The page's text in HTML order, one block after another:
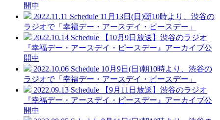
開中
2022.11.11 Schedule 11月13日(日)朝10時より、渋谷の
ラジオで「幸福デー・アースデイ・ピースデー」
2022.10.14 Schedule
【10月9日放送】渋谷のラジオ
『幸福デー・アースデイ・ピースデー』アーカイブ公
開中
2022.10.06 Schedule 10月9日(日)朝10時より、渋谷の
ラジオで「幸福デー・アースデイ・ピースデー」
2022.09.13 Schedule
【9月11日放送】渋谷のラジオ
『幸福デー・アースデイ・ピースデー』アーカイブ公
開中